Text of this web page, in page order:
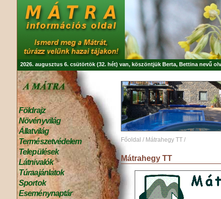
2026. augusztus 6. csütörtök (32. hét) van, köszöntjük Berta, Bettina nevű
Földrajz
Növényvilág
Állatvilág
Természetvédelem
Települések
Látnivalók
Túraajánlatok
Sportok
Eseménynaptár
Főoldal / Mátrahegy TT /
Mátrahegy TT